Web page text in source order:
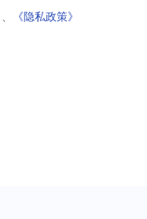
、 《隐私政策》